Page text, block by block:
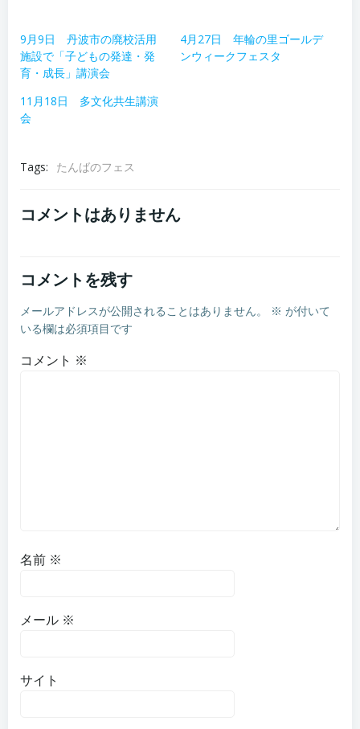
9月9日 丹波市の廃校活用
施設で「子どもの発達・発
育・成長」講演会
4月27日 年輪の里ゴールデ
ンウィークフェスタ
11月18日 多文化共生講演
会
Tags: たんばのフェス
コメントはありません
コメントを残す
メールアドレスが公開されることはありません。 ※ が付いて
いる欄は必須項目です
コメント ※
名前 ※
メール ※
サイト